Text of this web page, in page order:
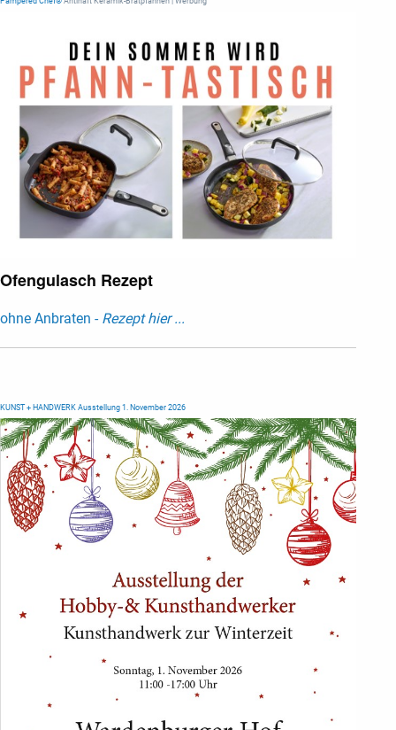
Ofengulasch Rezept
ohne Anbraten - Rezept hier ...
KUNST + HANDWERK Ausstellung 1. November 2026